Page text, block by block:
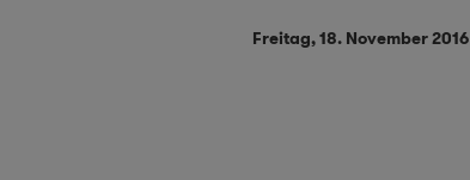
Freitag, 18. November 2016